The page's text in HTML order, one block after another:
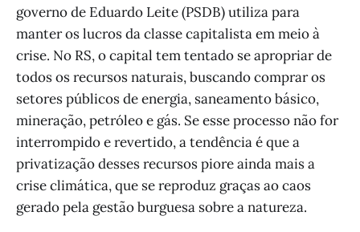
governo de Eduardo Leite (PSDB) utiliza para
manter os lucros da classe capitalista em meio à
crise. No RS, o capital tem tentado se apropriar de
todos os recursos naturais, buscando comprar os
setores públicos de energia, saneamento básico,
mineração, petróleo e gás. Se esse processo não for
interrompido e revertido, a tendência é que a
privatização desses recursos piore ainda mais a
crise climática, que se reproduz graças ao caos
gerado pela gestão burguesa sobre a natureza.